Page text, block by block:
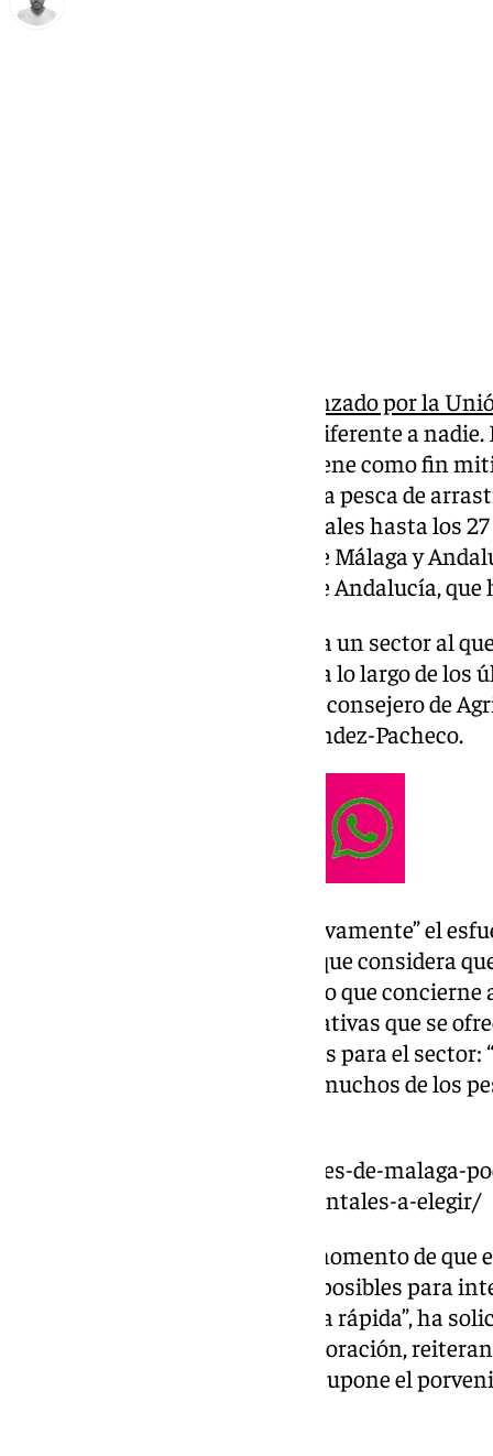
nuevo acuerdo de pesca alcanzado por la
este miércoles no ha dejado indiferente a
ministros de Pesca europeos, tiene como fin
restricciones impuestas sobre la pesca de
días de faena desde los 130 actuales hasta los
afectan de lleno a pescadores de Málaga y
no han convencido a la Junta de Andalucía,
“Es una nueva vuelta de tuerca a un sector al
esfuerzos que viene realizando a lo largo de
sostenibilidad”, ha asegurado el consejero de
Desarrollo Rural, Ramón Fernández-Pacheco.
El consejero ha valorado “positivamente” el
alcanzar un buen acuerdo, aunque considera
gratificante, especialmente en lo que concierne
debe a que las medidas o alternativas que se
drástico de días son inasumibles para el
plazo de tiempo muy pequeño, muchos de los
https://www.101tv.es/pescadores-de-malaga-
cumplen-medidas-medioambientales-a-elegir/
En palabras de Pacheco, “es el momento de
y active todos los mecanismos posibles para
inversiones y hacerlo de manera rápida”, ha
tiempo que ha ofrecido su colaboración,
con un sector estratégico que «supone el